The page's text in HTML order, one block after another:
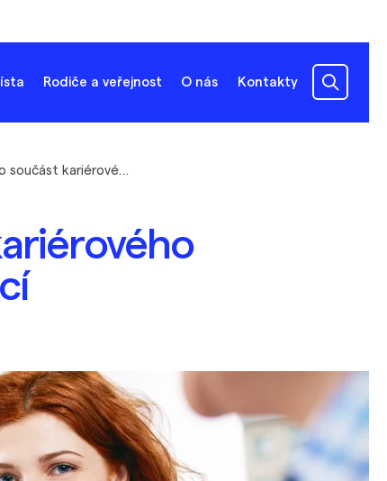
Rodiče a veřejnost O nás Kontakty
Wellbeing jako součást kariérového poradenství - nabídka akcí